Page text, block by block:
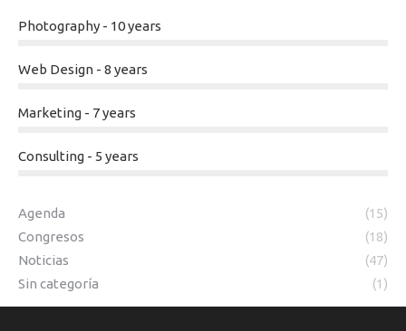
Photography - 10 years
Web Design - 8 years
Marketing - 7 years
Consulting - 5 years
Agenda
(15)
Congresos
(18)
Noticias
(47)
Sin categoría
(1)